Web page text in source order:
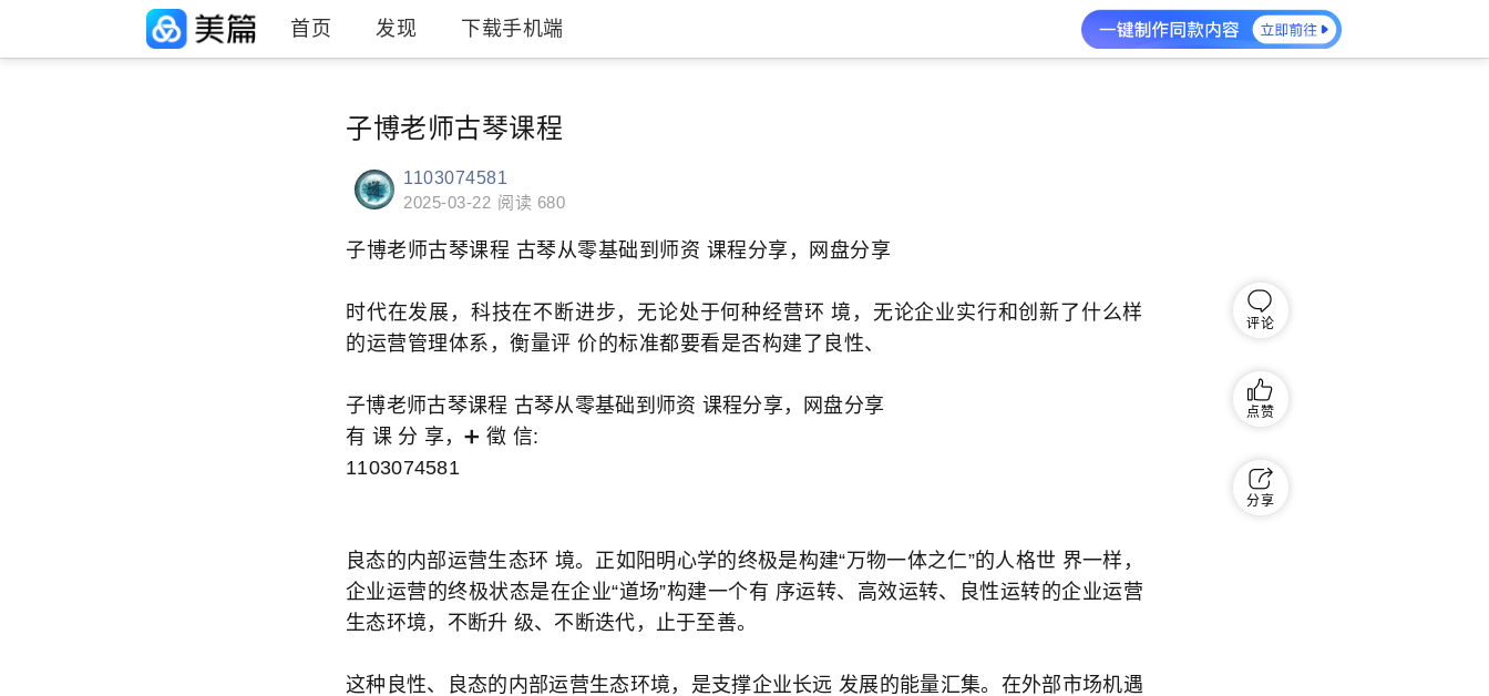
首页 发现 下载手机端
子博老师古琴课程
1103074581
2025-03-22 阅读 680
子博老师古琴课程 古琴从零基础到师资 课程分享，网盘分享
时代在发展，科技在不断进步，无论处于何种经营环 境，无论企业实行和创新了什么样
的运营管理体系，衡量评 价的标准都要看是否构建了良性、
子博老师古琴课程 古琴从零基础到师资 课程分享，网盘分享
有 课 分 享，➕ 徵 信:
1103074581
良态的内部运营生态环 境。正如阳明心学的终极是构建“万物一体之仁”的人格世 界一样，
企业运营的终极状态是在企业“道场”构建一个有 序运转、高效运转、良性运转的企业运营
生态环境，不断升 级、不断迭代，止于至善。
这种良性、良态的内部运营生态环境，是支撑企业长远 发展的能量汇集。在外部市场机遇
评论
点赞
分享